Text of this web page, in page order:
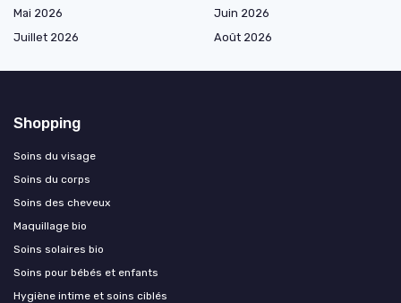
Mai 2026
Juin 2026
Juillet 2026
Août 2026
Shopping
Soins du visage
Soins du corps
Soins des cheveux
Maquillage bio
Soins solaires bio
Soins pour bébés et enfants
Hygiène intime et soins ciblés